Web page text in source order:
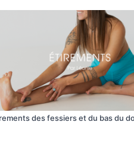
des fessiers et du bas du